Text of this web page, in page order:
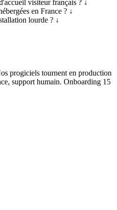
visiteur français ? ↓
en France ? ↓
lourde ? ↓
progiciels tournent en production
support humain. Onboarding 15